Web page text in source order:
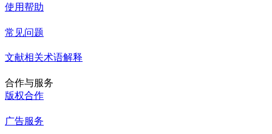
使用帮助
常见问题
文献相关术语解释
合作与服务
版权合作
广告服务